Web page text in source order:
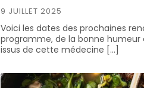
9 JUILLET 2025
Voici les dates des prochaines
programme, de la bonne humeur
issus de cette médecine […]